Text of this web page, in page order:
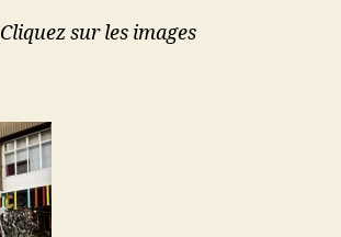
Cliquez sur les images